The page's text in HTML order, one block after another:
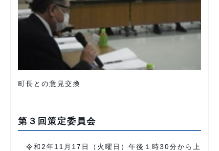
町長との意見交換
第３回策定委員会
令和2年11月17日（火曜日）午後１時30分から上